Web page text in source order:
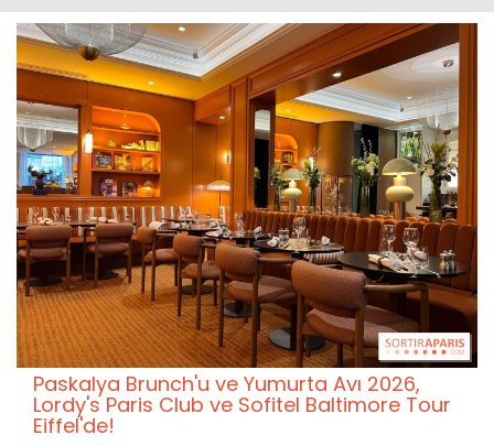
Paskalya Brunch'u ve Yumurta Avı 2026,
Lordy's Paris Club ve Sofitel Baltimore Tour
Eiffel'de!